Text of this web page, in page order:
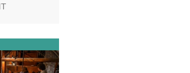
dell'acqua,
a scoprire